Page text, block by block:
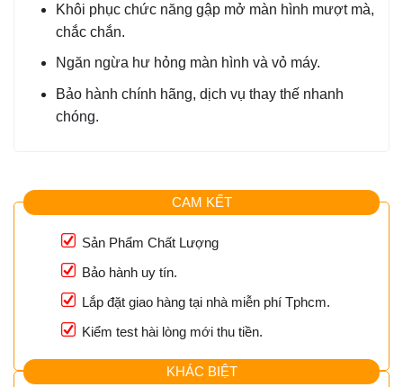
Khôi phục chức năng gập mở màn hình mượt mà,
chắc chắn.
Ngăn ngừa hư hỏng màn hình và vỏ máy.
Bảo hành chính hãng, dịch vụ thay thế nhanh
chóng.
CAM KẾT
Sản Phẩm Chất Lượng
Bảo hành uy tín.
Lắp đặt giao hàng tại nhà miễn phí Tphcm.
Kiểm test hài lòng mới thu tiền.
KHÁC BIỆT